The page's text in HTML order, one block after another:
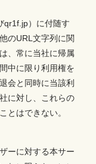
qr1f.jp）に付随す
のURL文字列に関
、常に当社に帰属
中に限り利用権を
会と同時に当該利
に対し、これらの
とはできない。
ーに対する本サー